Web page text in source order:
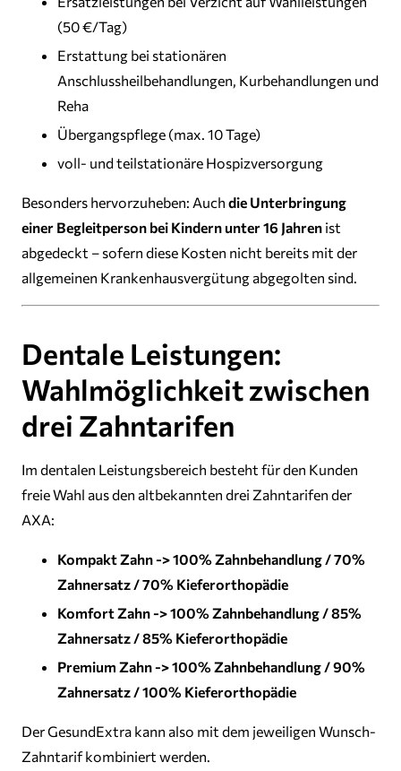
(50 €/Tag)
Erstattung bei stationären
Anschlussheilbehandlungen, Kurbehandlungen und
Reha
Übergangspflege (max. 10 Tage)
voll- und teilstationäre Hospizversorgung
Besonders hervorzuheben: Auch die Unterbringung
einer Begleitperson bei Kindern unter 16 Jahren ist
abgedeckt – sofern diese Kosten nicht bereits mit der
allgemeinen Krankenhausvergütung abgegolten sind.
Dentale Leistungen:
Wahlmöglichkeit zwischen
drei Zahntarifen
Im dentalen Leistungsbereich besteht für den Kunden
freie Wahl aus den altbekannten drei Zahntarifen der
AXA:
Kompakt Zahn -> 100% Zahnbehandlung / 70%
Zahnersatz / 70% Kieferorthopädie
Komfort Zahn -> 100% Zahnbehandlung / 85%
Zahnersatz / 85% Kieferorthopädie
Premium Zahn -> 100% Zahnbehandlung / 90%
Zahnersatz / 100% Kieferorthopädie
Der GesundExtra kann also mit dem jeweiligen Wunsch-
Zahntarif kombiniert werden.